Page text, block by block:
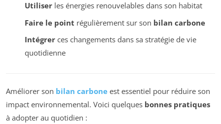
Utiliserles énergies renouvelables dans son habitat
Faire le point régulièrement sur son bilan carbone
Intégrerces changements dans sa stratégie de vie
quotidienne
Améliorer son bilan carbone est essentiel pour réduire son
impact environnemental. Voici quelques bonnes pratiques
à adopter au quotidien :